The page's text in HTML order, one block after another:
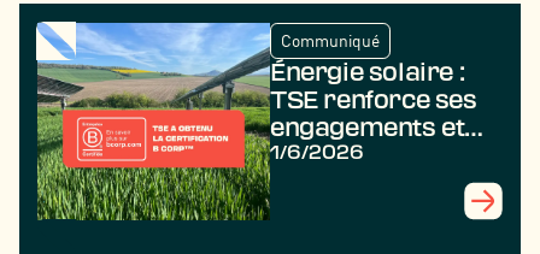
Communiqué
Énergie solaire :
TSE renforce ses
engagements et
obtient la
1/6/2026